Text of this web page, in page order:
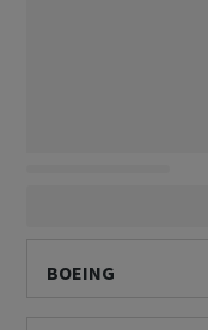
BOEING